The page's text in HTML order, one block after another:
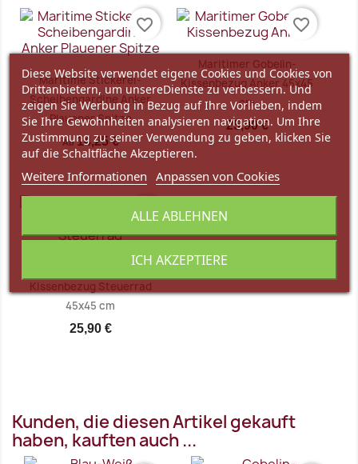
Maritime Stickerei-
Scheibengardine Anker
Plauener Spitze
Ab14,25 €
favorite_border
Vorschau
Maritimer Gobelin-
Kissenbezug Anker 45x45
cm
25,90 €
favorite_border
 Vorschau
Maritimer Gobelin-
Kissenbezug Steuerrad
45x45 cm
25,90 €
favorite_border
Kunden, die diesen Artikel gekauft
haben, kauften auch ...
Diese Website verwendet eigene Cookies und Cookies von
Drittanbietern, um unsereDienste zu verbessern. Und
zeigen Sie Werbung in Bezug auf Ihre Vorlieben, indem
Sie Ihre Gewohnheiten analysieren navigation. Um Ihre
Zustimmung zu seiner Verwendung zu geben, klicken Sie
auf die Schaltfläche Akzeptieren.
Weitere Informationen Anpassen von Cookies
ALLE ABLEHNEN
ICH AKZEPTIERE